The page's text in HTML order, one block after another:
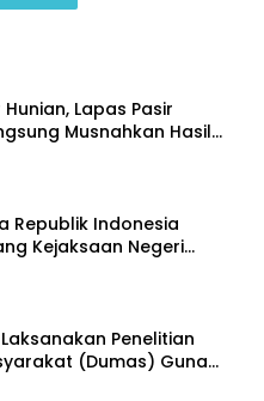
Lapas Pasir
Musnahkan Hasil
Republik Indonesia
Kejaksaan Negeri
melaporkan Alvin Lim ke
Penelitian
(Dumas) Guna
Personil Polri